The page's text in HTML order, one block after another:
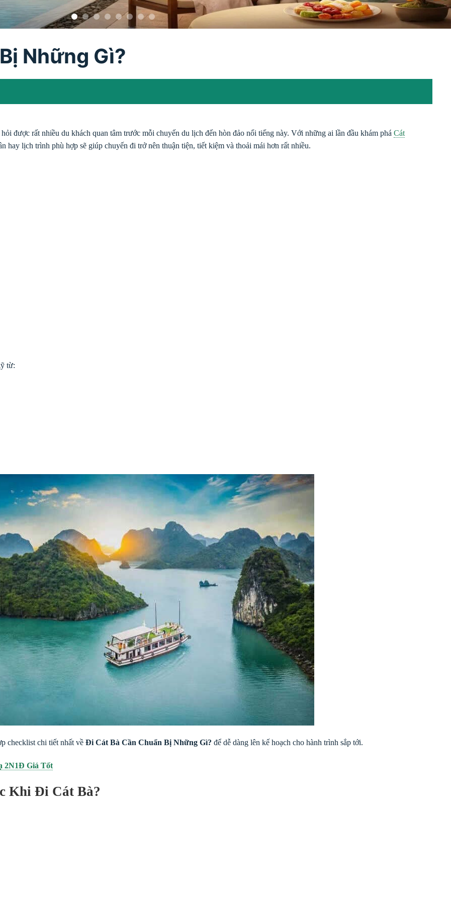
Những Gì?
hỏi được rất nhiều du khách quan tâm trước mỗi chuyến du lịch đến hòn đảo nổi tiếng này. Với những ai lần đầu khám phá Cát
hay lịch trình phù hợp sẽ giúp chuyến đi trở nên thuận tiện, tiết kiệm và thoải mái hơn rất nhiều.
từ:
checklist chi tiết nhất về Đi Cát Bà Cần Chuẩn Bị Những Gì? để dễ dàng lên kế hoạch cho hành trình sắp tới.
2N1Đ Giá Tốt
Khi Đi Cát Bà?